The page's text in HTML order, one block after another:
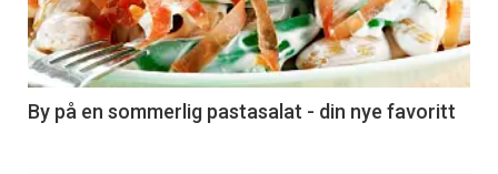
nå
-
5
By på en sommerlig pastasalat - din nye favoritt